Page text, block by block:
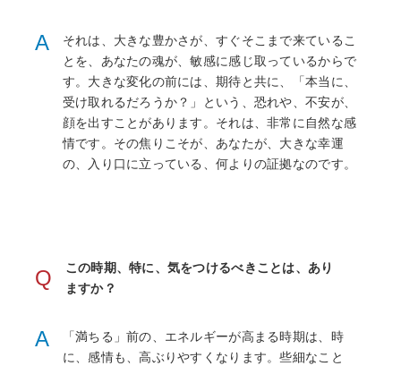
A
それは、大きな豊かさが、すぐそこまで来ているこ
とを、あなたの魂が、敏感に感じ取っているからで
す。大きな変化の前には、期待と共に、「本当に、
受け取れるだろうか？」という、恐れや、不安が、
顔を出すことがあります。それは、非常に自然な感
情です。その焦りこそが、あなたが、大きな幸運
の、入り口に立っている、何よりの証拠なのです。
Q
この時期、特に、気をつけるべきことは、あり
ますか？
A
「満ちる」前の、エネルギーが高まる時期は、時
に、感情も、高ぶりやすくなります。些細なこと